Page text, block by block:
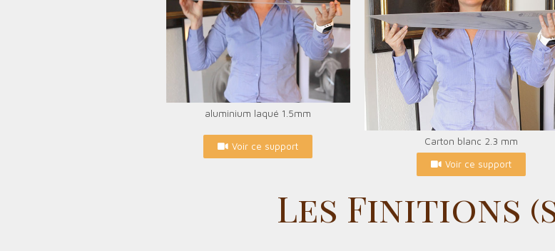
aluminium laqué 1.5mm
Voir ce support
Carton blanc 2.3 mm
Voir ce support
Les Finitions